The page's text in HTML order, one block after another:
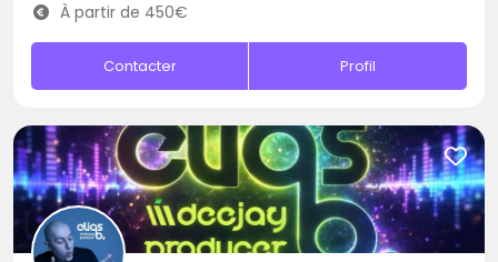
À partir de 450€
Contacter Profil